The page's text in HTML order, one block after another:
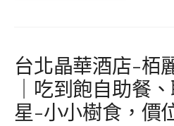
台北晶華酒店-栢
｜吃到飽自助餐
星-小小樹食，價